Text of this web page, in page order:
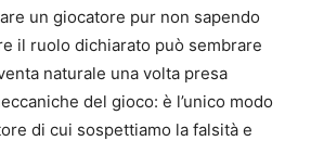
un giocatore pur non sapendo
il ruolo dichiarato può sembrare
naturale una volta presa
del gioco: è l’unico modo
di cui sospettiamo la falsità e